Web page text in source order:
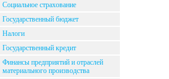
Социальное страхование
Государственный бюджет
Налоги
Государственный кредит
Финансы предприятий и отраслей
материального производства